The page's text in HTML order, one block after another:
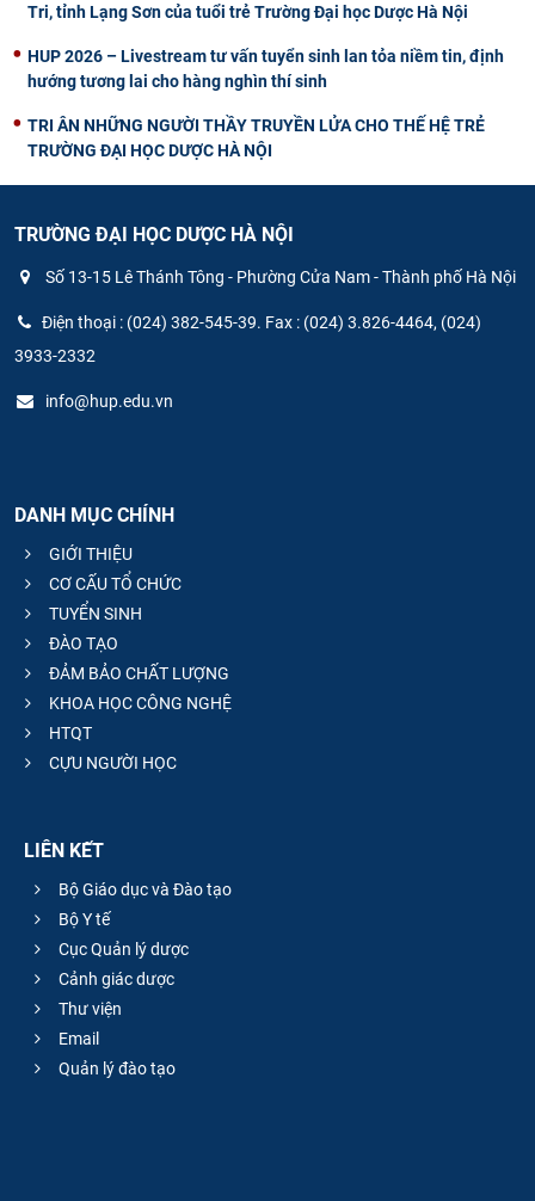
Tri, tỉnh Lạng Sơn của tuổi trẻ Trường Đại học Dược Hà Nội
HUP 2026 – Livestream tư vấn tuyển sinh lan tỏa niềm tin, định
hướng tương lai cho hàng nghìn thí sinh
TRI ÂN NHỮNG NGƯỜI THẦY TRUYỀN LỬA CHO THẾ HỆ TRẺ
TRƯỜNG ĐẠI HỌC DƯỢC HÀ NỘI
TRƯỜNG ĐẠI HỌC DƯỢC HÀ NỘI
Số 13-15 Lê Thánh Tông - Phường Cửa Nam - Thành phố Hà Nội
Điện thoại : (024) 382-545-39. Fax : (024) 3.826-4464, (024)
3933-2332
info@hup.edu.vn
DANH MỤC CHÍNH
GIỚI THIỆU
CƠ CẤU TỔ CHỨC
TUYỂN SINH
ĐÀO TẠO
ĐẢM BẢO CHẤT LƯỢNG
KHOA HỌC CÔNG NGHỆ
HTQT
CỰU NGƯỜI HỌC
LIÊN KẾT
Bộ Giáo dục và Đào tạo
Bộ Y tế
Cục Quản lý dược
Cảnh giác dược
Thư viện
Email
Quản lý đào tạo